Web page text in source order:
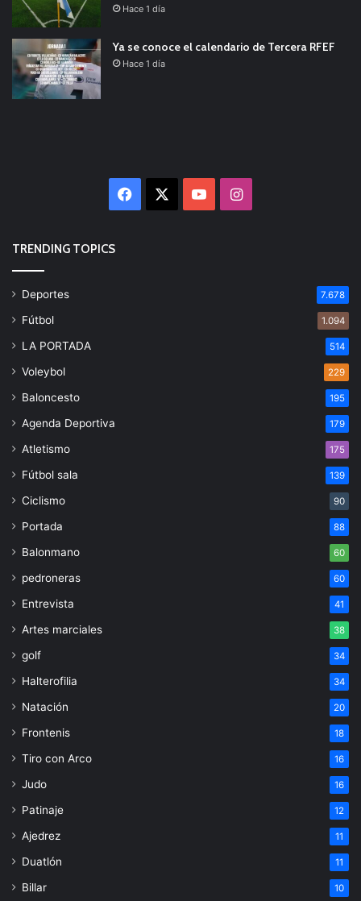
Hace 1 día
Ya se conoce el calendario de Tercera RFEF
Hace 1 día
Facebook YouTubeInstagram
TRENDING TOPICS
Deportes 7.678
Fútbol 1.094
LA PORTADA 514
Voleybol 229
Baloncesto 195
Agenda Deportiva 179
Atletismo 175
Fútbol sala 139
Ciclismo 90
Portada 88
Balonmano 60
pedroneras 60
Entrevista 41
Artes marciales 38
golf 34
Halterofilia 34
Natación 20
Frontenis 18
Tiro con Arco 16
Judo 16
Patinaje 12
Ajedrez 11
Duatlón 11
Billar 10